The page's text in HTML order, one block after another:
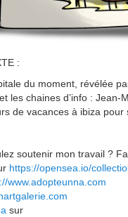
:
du moment, révélée
les chaines d’info : Jean-
de vacances à ibiza pour
soutenir mon travail ?
https://opensea.io/
www.adopteunna.com
sur